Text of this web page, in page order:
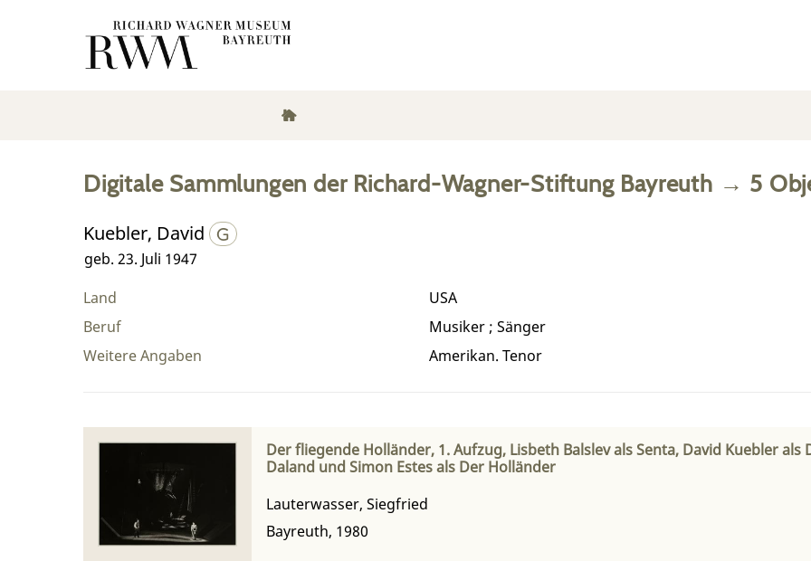
Digitale Sammlungen der Richard-Wagner-Stiftung Bayreuth → 5
Kuebler, David
geb. 23. Juli 1947
Land
USA
Beruf
Musiker ; Sänger
Weitere Angaben
Amerikan. Tenor
Der fliegende Holländer, 1. Aufzug, Lisbeth Balslev als Senta, David Kuebler
Daland und Simon Estes als Der Holländer
Lauterwasser, Siegfried
Bayreuth, 1980